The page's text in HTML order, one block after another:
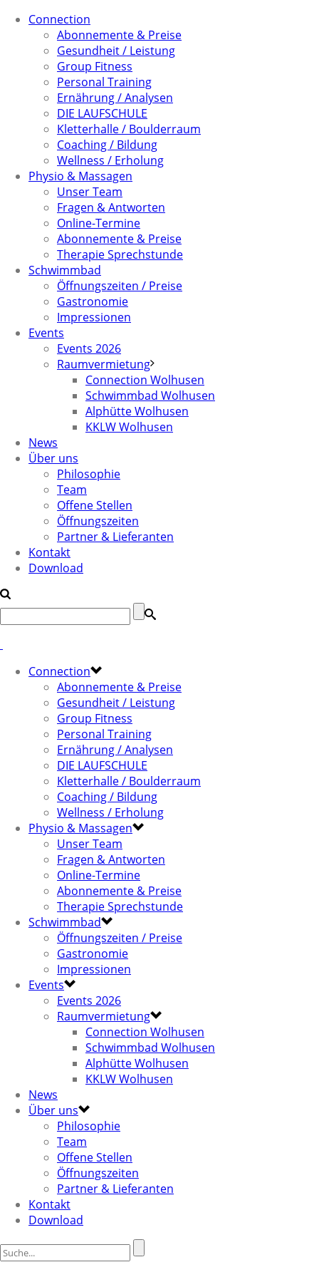
Connection
Abonnemente & Preise
Gesundheit / Leistung
Group Fitness
Personal Training
Ernährung / Analysen
DIE LAUFSCHULE
Kletterhalle / Boulderraum
Coaching / Bildung
Wellness / Erholung
Physio & Massagen
Unser Team
Fragen & Antworten
Online-Termine
Abonnemente & Preise
Therapie Sprechstunde
Schwimmbad
Öffnungszeiten / Preise
Gastronomie
Impressionen
Events
Events 2026
Raumvermietung
Connection Wolhusen
Schwimmbad Wolhusen
Alphütte Wolhusen
KKLW Wolhusen
News
Über uns
Philosophie
Team
Offene Stellen
Öffnungszeiten
Partner & Lieferanten
Kontakt
Download
Connection
Abonnemente & Preise
Gesundheit / Leistung
Group Fitness
Personal Training
Ernährung / Analysen
DIE LAUFSCHULE
Kletterhalle / Boulderraum
Coaching / Bildung
Wellness / Erholung
Physio & Massagen
Unser Team
Fragen & Antworten
Online-Termine
Abonnemente & Preise
Therapie Sprechstunde
Schwimmbad
Öffnungszeiten / Preise
Gastronomie
Impressionen
Events
Events 2026
Raumvermietung
Connection Wolhusen
Schwimmbad Wolhusen
Alphütte Wolhusen
KKLW Wolhusen
News
Über uns
Philosophie
Team
Offene Stellen
Öffnungszeiten
Partner & Lieferanten
Kontakt
Download